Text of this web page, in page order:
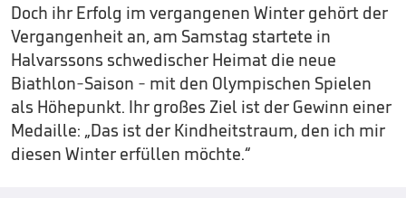
Doch ihr Erfolg im vergangenen Winter gehört der
Vergangenheit an, am Samstag startete in
Halvarssons schwedischer Heimat die neue
Biathlon-Saison - mit den Olympischen Spielen
als Höhepunkt. Ihr großes Ziel ist der Gewinn einer
Medaille: „Das ist der Kindheitstraum, den ich mir
diesen Winter erfüllen möchte.“